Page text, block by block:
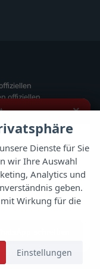
×
mich für das oben
und freue mich
offiziellen
und
PKW'
Treuhand
ist unter
Dienste für Sie
wir Ihre Auswahl
Analytics und
geben.
Wirkung für die
Einstellungen